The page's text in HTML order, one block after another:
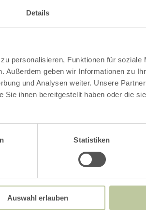
Details
personalisieren, Funktionen für soziale
Außerdem geben wir Informationen zu
und Analysen weiter. Unsere
ihnen bereitgestellt haben oder die
Statistiken
Auswahl erlauben